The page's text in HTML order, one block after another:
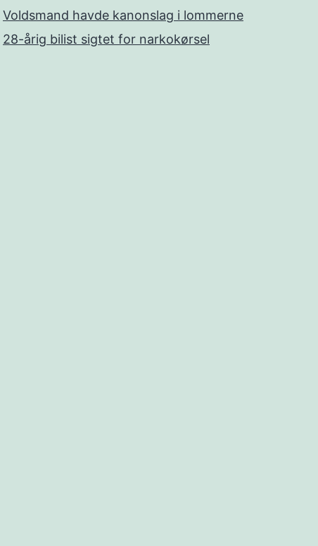
Voldsmand havde kanonslag i lommerne
28-årig bilist sigtet for narkokørsel